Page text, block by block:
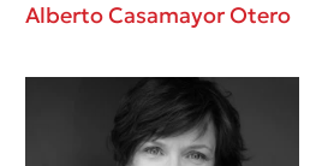
Alberto Casamayor Otero